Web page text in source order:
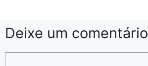
Deixe um comentário